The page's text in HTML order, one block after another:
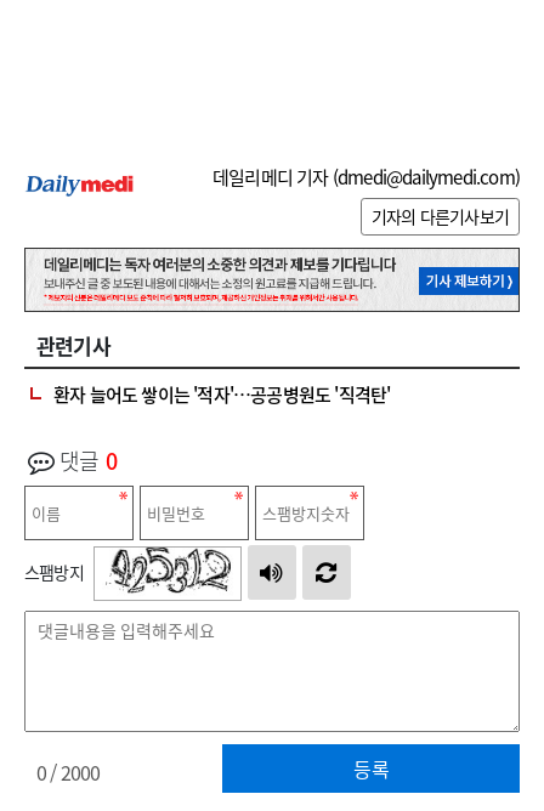
데일리메디 기자 (dmedi@dailymedi.com)
기자의 다른기사보기
관련기사
환자 늘어도 쌓이는 '적자'…공공병원도 '직격탄'
댓글 0
스팸방지
등록
0/ 2000